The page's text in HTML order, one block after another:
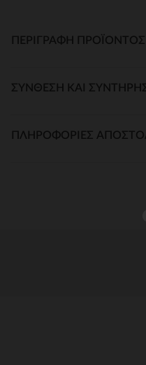
ΠΕΡΙΓΡΑΦΉ ΠΡΟΪΌΝΤΟΣ
ΣΎΝΘΕΣΗ ΚΑΙ
ΠΛΗΡΟΦΟΡΊΕΣ